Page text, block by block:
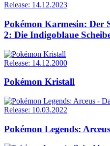
Release: 14.12.2023
Pokémon Karmesin: Der
2: Die Indigoblaue
Release: 14.12.2000
Pokémon Kristall
Release: 10.03.2022
Pokémon Legends: